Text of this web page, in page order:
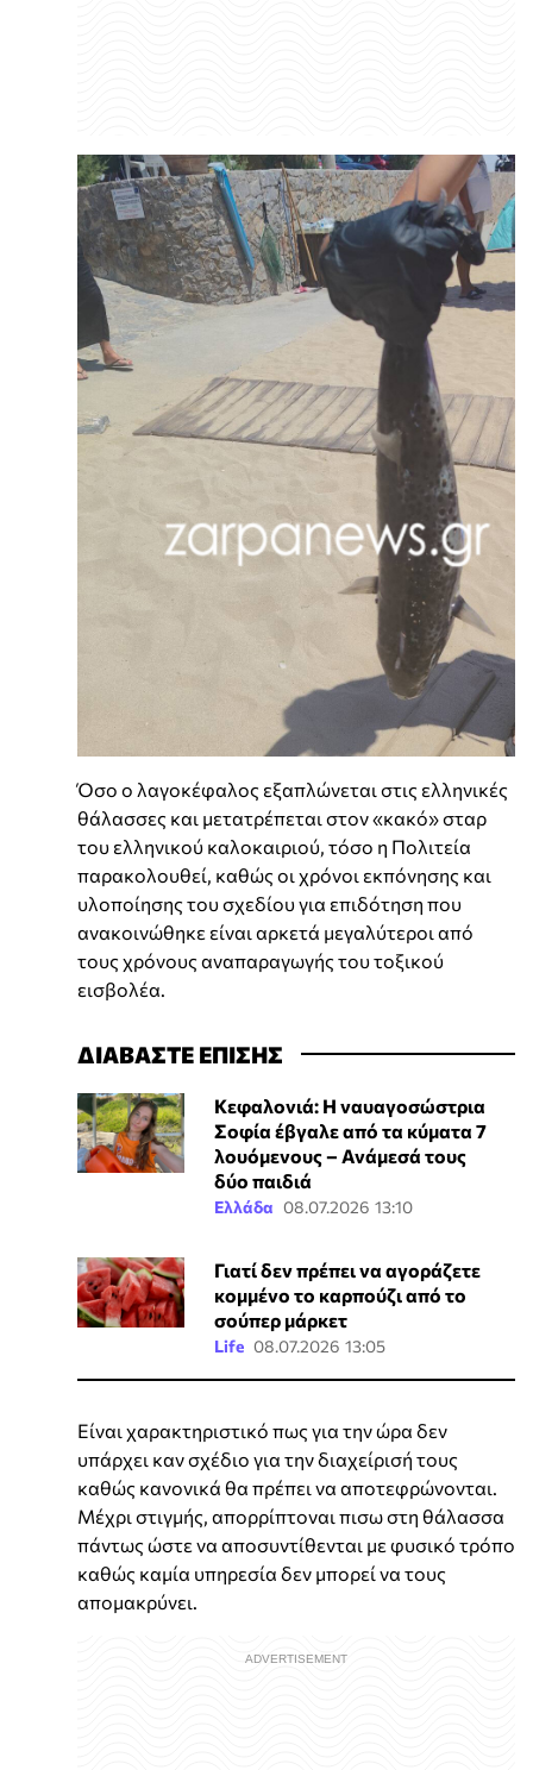
Όσο ο λαγοκέφαλος εξαπλώνεται στις ελληνικές
θάλασσες και μετατρέπεται στον «κακό» σταρ
του ελληνικού καλοκαιριού, τόσο η Πολιτεία
παρακολουθεί, καθώς οι χρόνοι εκπόνησης και
υλοποίησης του σχεδίου για επιδότηση που
ανακοινώθηκε είναι αρκετά μεγαλύτεροι από
τους χρόνους αναπαραγωγής του τοξικού
εισβολέα.
ΔΙΑΒΑΣΤΕ ΕΠΙΣΗΣ
Κεφαλονιά: Η ναυαγοσώστρια
Σοφία έβγαλε από τα κύματα 7
λουόμενους – Ανάμεσά τους
δύο παιδιά
Ελλάδα 08.07.2026 13:10
Γιατί δεν πρέπει να αγοράζετε
κομμένο το καρπούζι από το
σούπερ μάρκετ
Life 08.07.2026 13:05
Είναι χαρακτηριστικό πως για την ώρα δεν
υπάρχει καν σχέδιο για την διαχείρισή τους
καθώς κανονικά θα πρέπει να αποτεφρώνονται.
Μέχρι στιγμής, απορρίπτοναι πισω στη θάλασσα
πάντως ώστε να αποσυντίθενται με φυσικό τρόπο
καθώς καμία υπηρεσία δεν μπορεί να τους
απομακρύνει.